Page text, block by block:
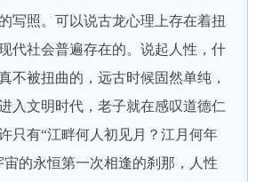
写照。可以说古龙心理上存在着扭
代社会普遍存在的。说起人性，什
不被扭曲的，远古时候固然单纯，
入文明时代，老子就在感叹道德仁
只有“江畔何人初见月？江月何年
宙的永恒第一次相逢的刹那，人性